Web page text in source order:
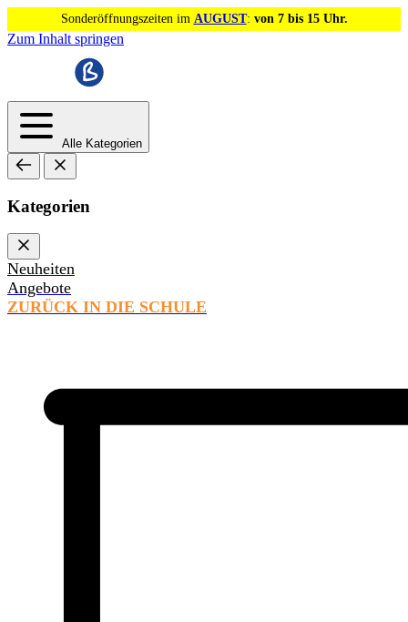
Sonderöffnungszeiten im AUGUST: von 7 bis 15 Uhr.
Zum Inhalt springen
Alle Kategorien
Kategorien
Neuheiten
Angebote
ZURÜCK IN DIE SCHULE